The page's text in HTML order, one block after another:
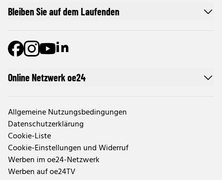
Online Netzwerk oe24
Allgemeine Nutzungsbedingungen
Datenschutzerklärung
Cookie-Liste
Cookie-Einstellungen und Widerruf
Werben im oe24-Netzwerk
Werben auf oe24TV
Bleiben Sie auf dem Laufenden